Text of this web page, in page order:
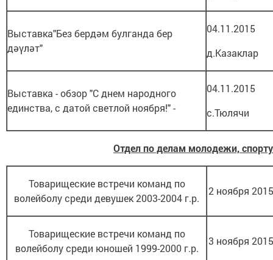
Выставка"Без бердәм булганда бер
дәүләт"
04.11.2015
д.Казаклар
Выставка - обзор "С днем народного
единства, с датой светлой ноября!" -
04.11.2015
с.Тюлячи
Отдел по делам молодежи,
Товарищеские встречи команд по
волейболу среди девушек 2003-2004 г.р.
2 ноября
Товарищеские встречи команд по
волейболу среди юношей 1999-2000 г.р.
3 ноября